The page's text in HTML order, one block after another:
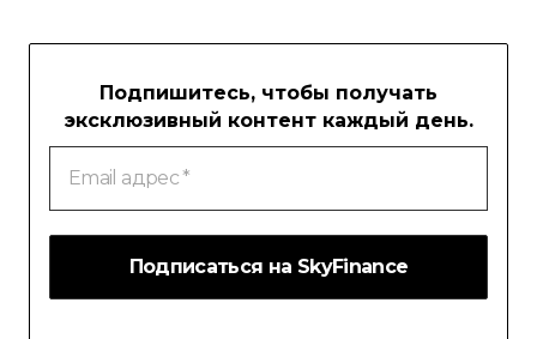
Подпишитесь, чтобы получать
эксклюзивный контент каждый день.
Email
адрес